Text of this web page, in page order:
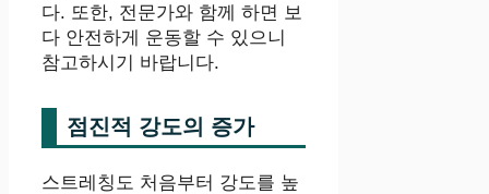
다. 또한, 전문가와 함께 하면 보
다 안전하게 운동할 수 있으니
참고하시기 바랍니다.
점진적 강도의 증가
스트레칭도 처음부터 강도를 높